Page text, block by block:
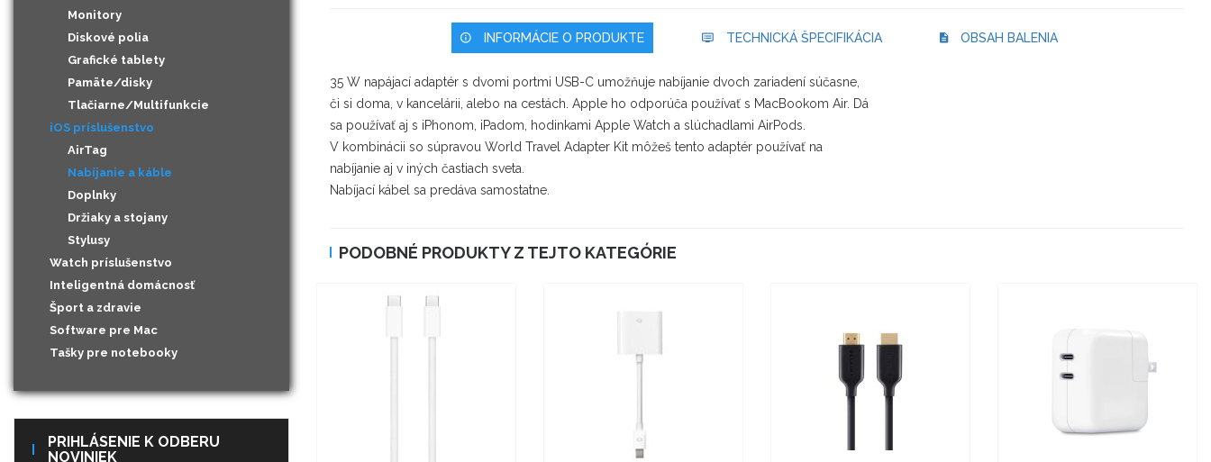
Monitory
Diskové polia
Grafické tablety
Pamäte/disky
Tlačiarne/Multifunkcie
iOS príslušenstvo
AirTag
Nabíjanie a káble
Doplnky
Držiaky a stojany
Stylusy
Watch príslušenstvo
Inteligentná domácnosť
Šport a zdravie
Software pre Mac
Tašky pre notebooky
PRIHLÁSENIE K ODBERU
NOVINIEK
INFORMÁCIE O PRODUKTE TECHNICKÁ ŠPECIFIKÁCIA OBSAH BALENIA
35 W napájací adaptér s dvomi portmi USB-C umožňuje nabíjanie dvoch zariadení súčasne,
či si doma, v kancelárii, alebo na cestách. Apple ho odporúča používať s MacBookom Air. Dá
sa používať aj s iPhonom, iPadom, hodinkami Apple Watch a slúchadlami AirPods.
V kombinácii so súpravou World Travel Adapter Kit môžeš tento adaptér používať na
nabíjanie aj v iných častiach sveta.
Nabíjací kábel sa predáva samostatne.
PODOBNÉ PRODUKTY Z TEJTO KATEGÓRIE